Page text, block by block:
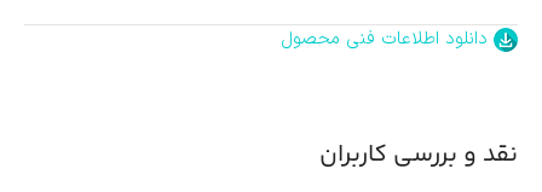
دانلود اطلاعات فنی محصول
نقد و بررسی کاربران